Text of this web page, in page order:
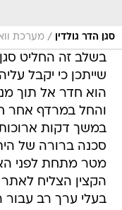
סגן הדר גולדין / מערכת
בשלב זה החליט
שייתכן כי יקבל
הוא חדר אל תוך
והחל במרדף אחר
במשך דקות
מטר מתחת לפני
הקצין הצליח לאתר
בעלי ערך רב